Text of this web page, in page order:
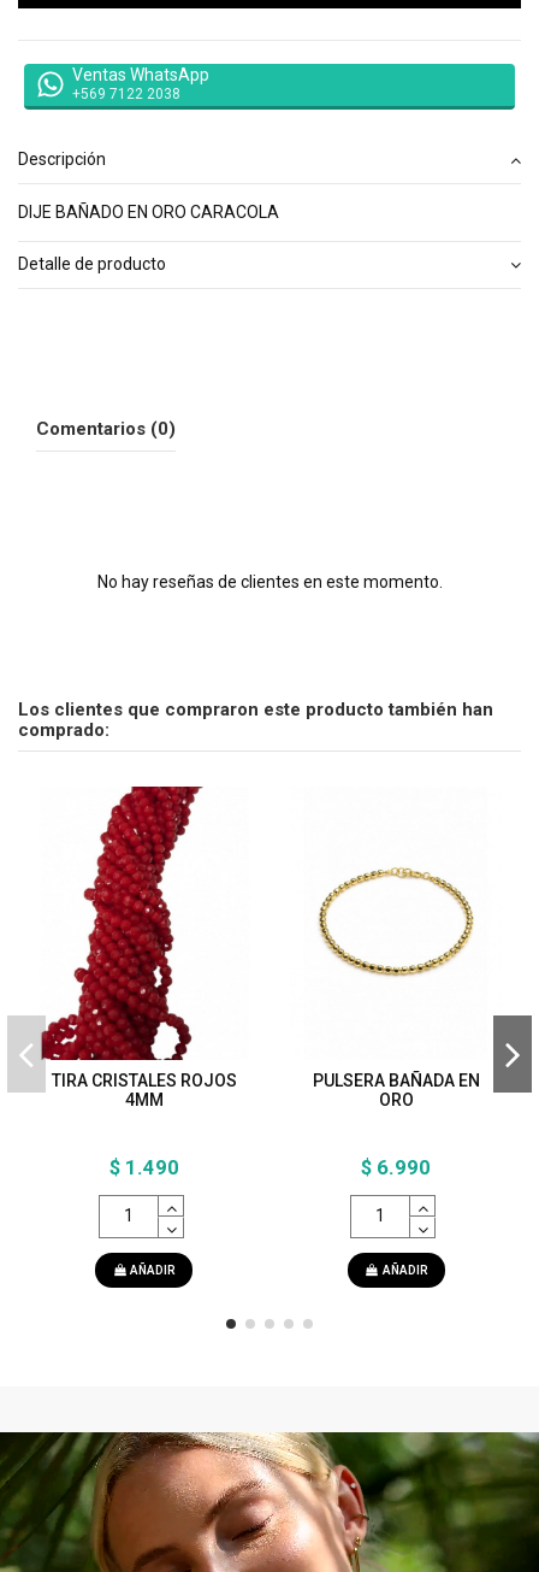
Ventas WhatsApp
+569 7122 2038
Descripción
DIJE BAÑADO EN ORO CARACOLA
Detalle de producto
Comentarios (0)
No hay reseñas de clientes en este momento.
Los clientes que compraron este producto también han
comprado:
TIRA CRISTALES ROJOS
4MM
$ 1.490
AÑADIR
PULSERA BAÑADA EN
ORO
$ 6.990
AÑADIR